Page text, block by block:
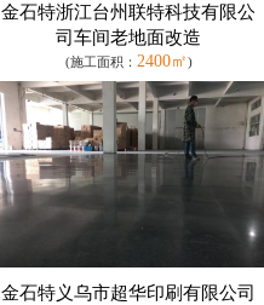
金石特浙江台州联特科技有限公
司车间老地面改造
(施工面积： 2400㎡)
金石特义乌市超华印刷有限公司